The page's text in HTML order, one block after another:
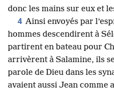
donc les mains sur eux et
4 Ainsi envoyés par
hommes descendirent à
partirent en bateau pour
arrivèrent à Salamine, ils
parole de Dieu dans les
avaient aussi Jean comme